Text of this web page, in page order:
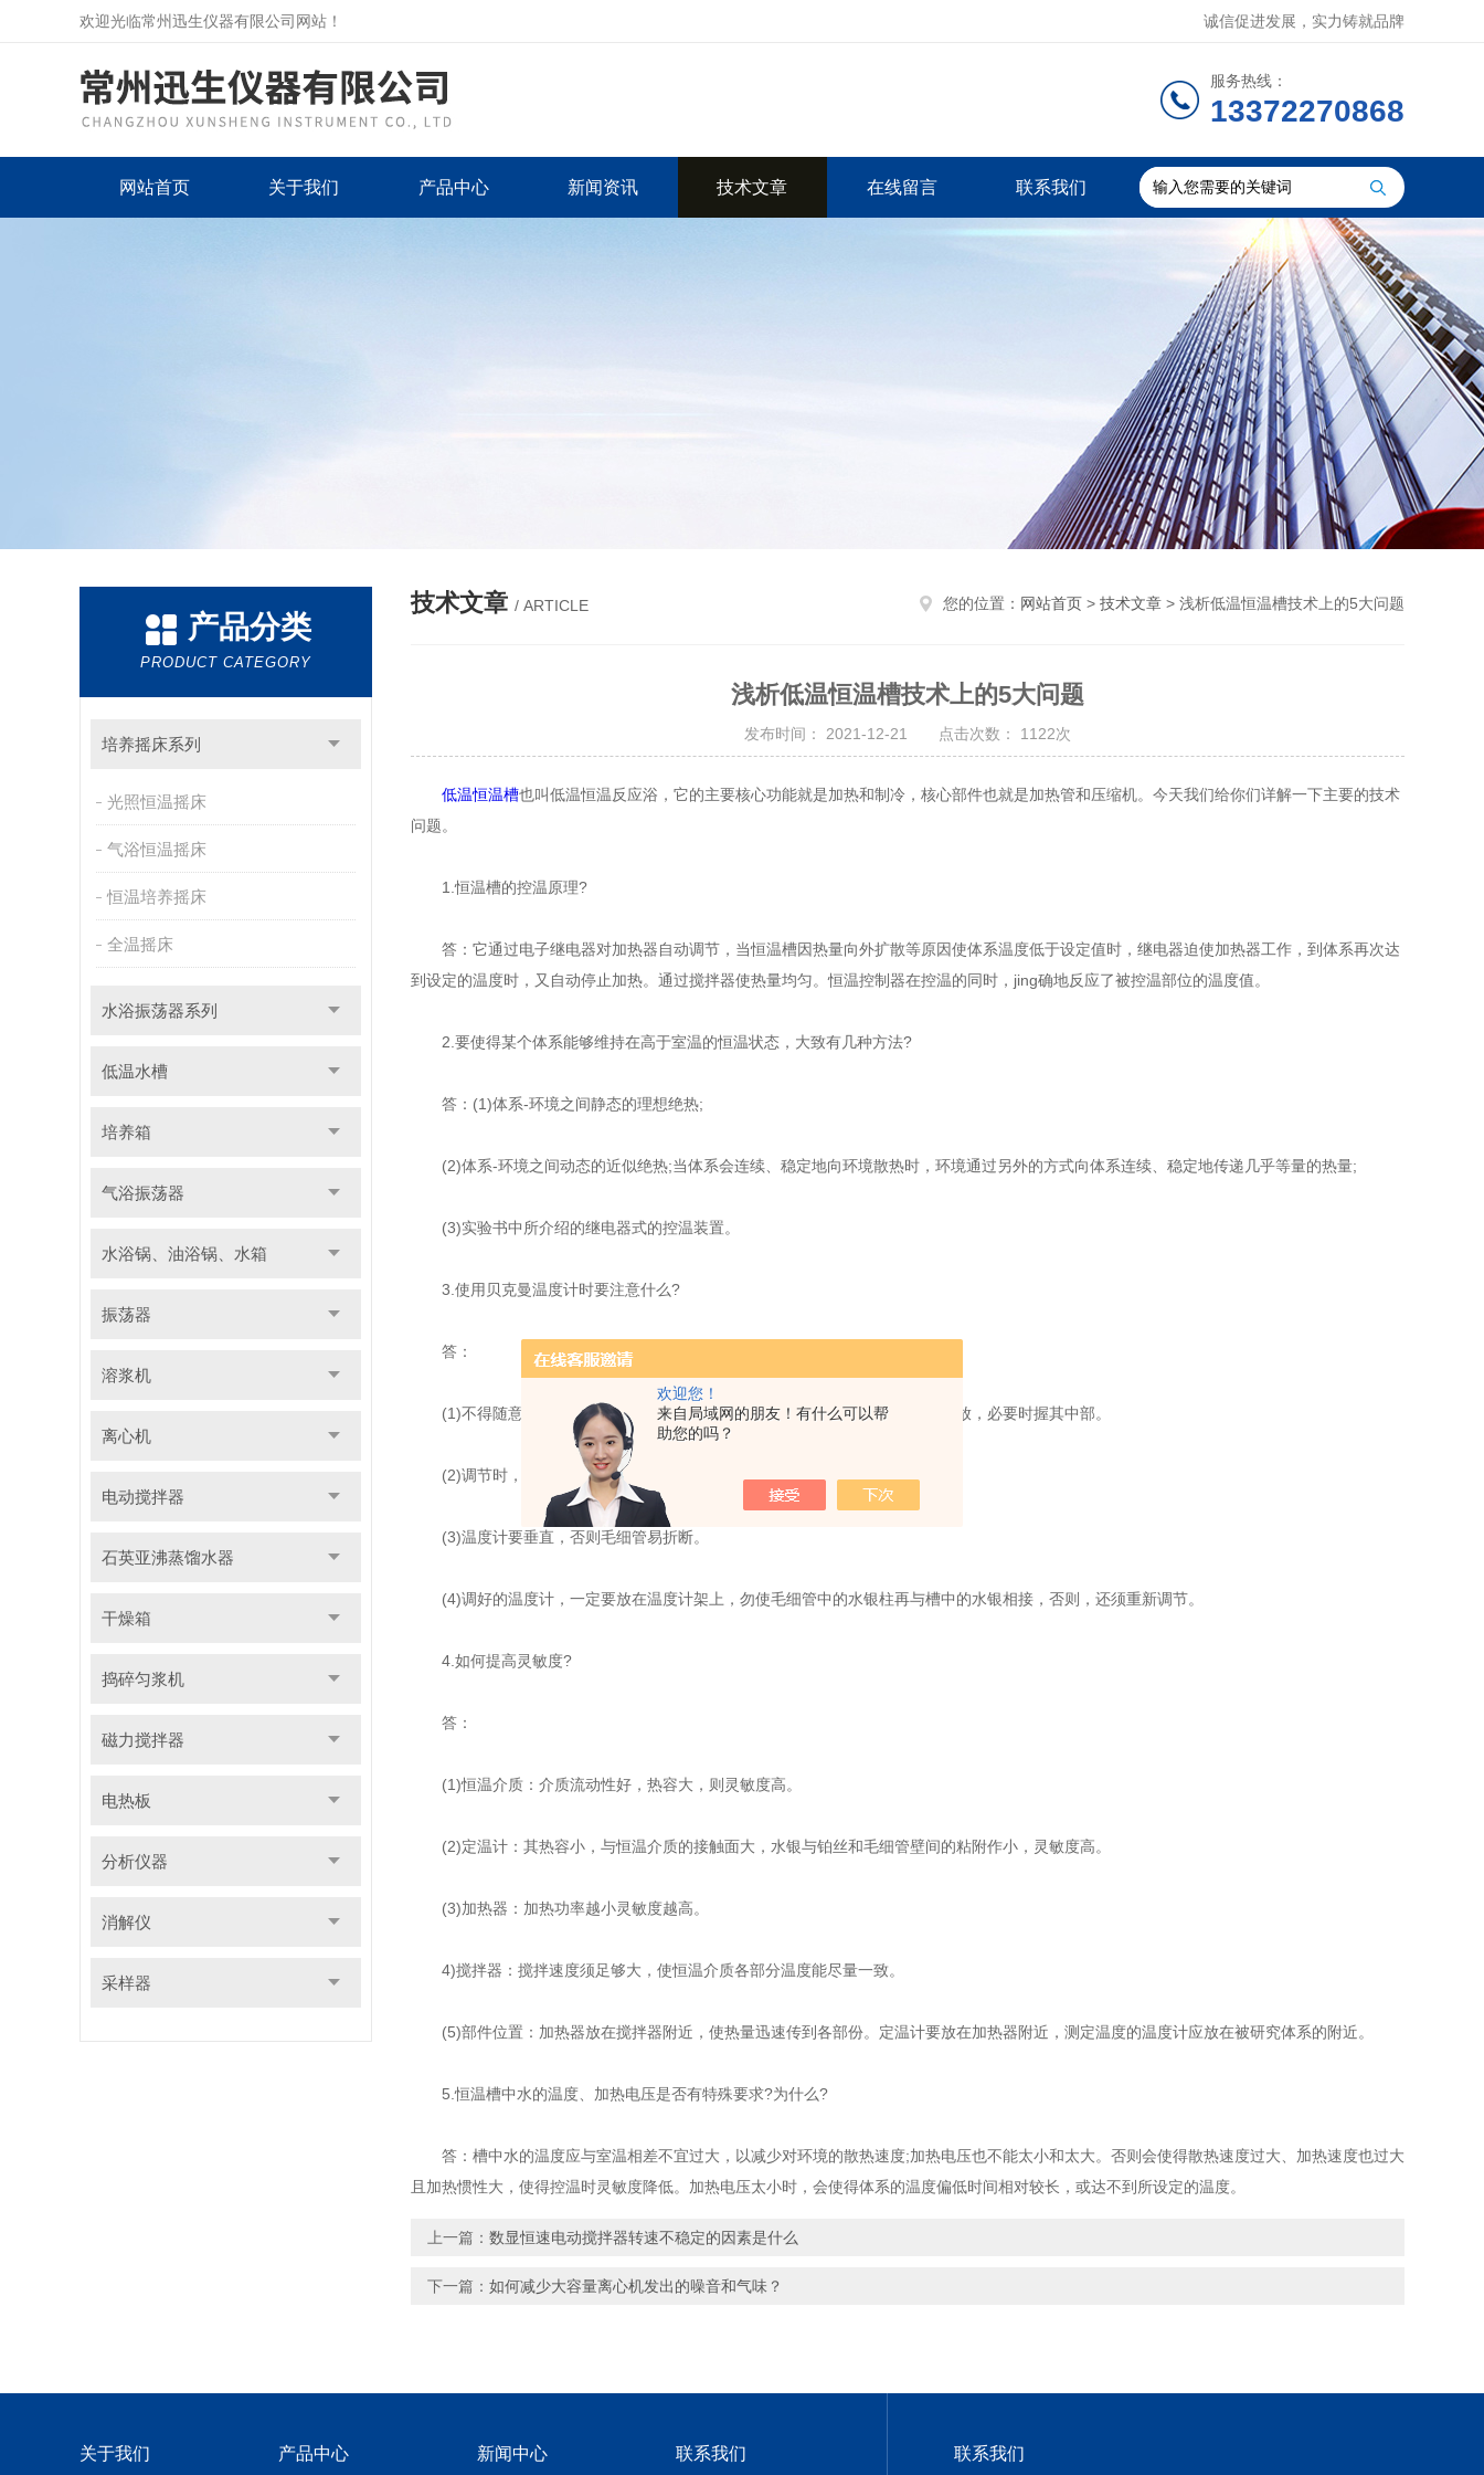
欢迎您！
来自局域网的朋友！有什么可以帮
助您的吗？
欢迎光临常州迅生仪器有限公司网站！ 诚信促进发展，实力铸就品牌
服务热线：
13372270868
网站首页 关于我们 产品中心 新闻资讯 技术文章 在线留言 联系我们
产品分类
PRODUCT CATEGORY
培养摇床系列
光照恒温摇床
气浴恒温摇床
恒温培养摇床
全温摇床
水浴振荡器系列
低温水槽
培养箱
气浴振荡器
水浴锅、油浴锅、水箱
振荡器
溶浆机
离心机
电动搅拌器
石英亚沸蒸馏水器
干燥箱
捣碎匀浆机
磁力搅拌器
电热板
分析仪器
消解仪
采样器
技术文章 / ARTICLE 您的位置： 网站首页 > 技术文章 > 浅析低温恒温槽技术上的5大问题
浅析低温恒温槽技术上的5大问题
发布时间： 2021-12-21 点击次数： 1122次
低温恒温槽也叫低温恒温反应浴，它的主要核心功能就是加热和制冷，核心部件也就是加热管和压缩机。今天我们给你们详解一下主要的技术
问题。
1.恒温槽的控温原理?
答：它通过电子继电器对加热器自动调节，当恒温槽因热量向外扩散等原因使体系温度低于设定值时，继电器迫使加热器工作，到体系再次达
到设定的温度时，又自动停止加热。通过搅拌器使热量均匀。恒温控制器在控温的同时，jing确地反应了被控温部位的温度值。
2.要使得某个体系能够维持在高于室温的恒温状态，大致有几种方法?
答：(1)体系-环境之间静态的理想绝热;
(2)体系-环境之间动态的近似绝热;当体系会连续、稳定地向环境散热时，环境通过另外的方式向体系连续、稳定地传递几乎等量的热量;
(3)实验书中所介绍的继电器式的控温装置。
3.使用贝克曼温度计时要注意什么?
答：
(1)不得随意旋转，贝克曼温度计属于较贵重仪器，使用时胆大心细，轻拿轻放，必要时握其中部。
(2)调节时，注意防止聚冷聚热，以免温度计炸裂。
(3)温度计要垂直，否则毛细管易折断。
(4)调好的温度计，一定要放在温度计架上，勿使毛细管中的水银柱再与槽中的水银相接，否则，还须重新调节。
4.如何提高灵敏度?
答：
(1)恒温介质：介质流动性好，热容大，则灵敏度高。
(2)定温计：其热容小，与恒温介质的接触面大，水银与铂丝和毛细管壁间的粘附作小，灵敏度高。
(3)加热器：加热功率越小灵敏度越高。
4)搅拌器：搅拌速度须足够大，使恒温介质各部分温度能尽量一致。
(5)部件位置：加热器放在搅拌器附近，使热量迅速传到各部份。定温计要放在加热器附近，测定温度的温度计应放在被研究体系的附近。
5.恒温槽中水的温度、加热电压是否有特殊要求?为什么?
答：槽中水的温度应与室温相差不宜过大，以减少对环境的散热速度;加热电压也不能太小和太大。否则会使得散热速度过大、加热速度也过大
且加热惯性大，使得控温时灵敏度降低。加热电压太小时，会使得体系的温度偏低时间相对较长，或达不到所设定的温度。
上一篇： 数显恒速电动搅拌器转速不稳定的因素是什么
下一篇： 如何减少大容量离心机发出的噪音和气味？
关于我们 产品中心 新闻中心 联系我们 联系我们